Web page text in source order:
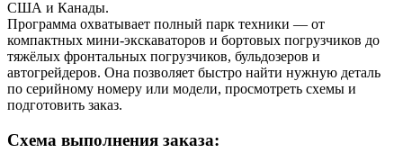
США и Канады.
Программа охватывает полный парк техники — от
компактных мини-экскаваторов и бортовых погрузчиков до
тяжёлых фронтальных погрузчиков, бульдозеров и
автогрейдеров. Она позволяет быстро найти нужную деталь
по серийному номеру или модели, просмотреть схемы и
подготовить заказ.
Схема выполнения заказа: